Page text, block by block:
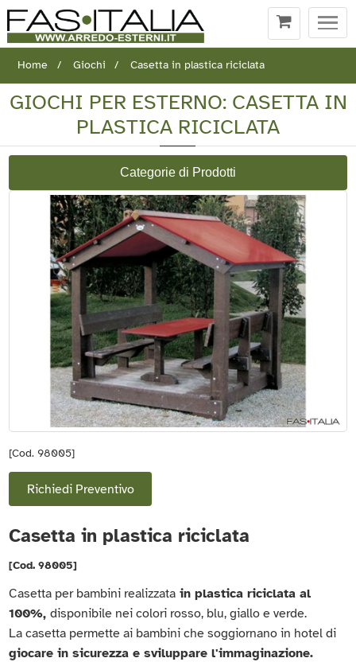
Home
Giochi Casetta in plastica riciclata
GIOCHI PER ESTERNO: CASETTA IN
PLASTICA RICICLATA
Categorie di Prodotti
[Cod. 98005]
Richiedi Preventivo
Casetta in plastica riciclata
[Cod. 98005]
Casetta per bambini realizzata in plastica riciclata al
100%,disponibile nei colori rosso, blu, giallo e verde.
La casetta permette ai bambini che soggiornano in hotel di
giocare in sicurezza e sviluppare l'immaginazione.